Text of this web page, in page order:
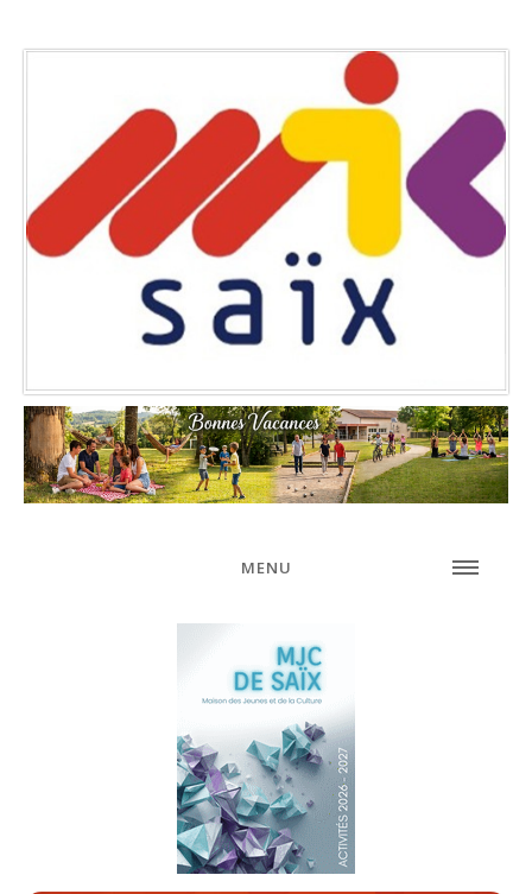
MENU